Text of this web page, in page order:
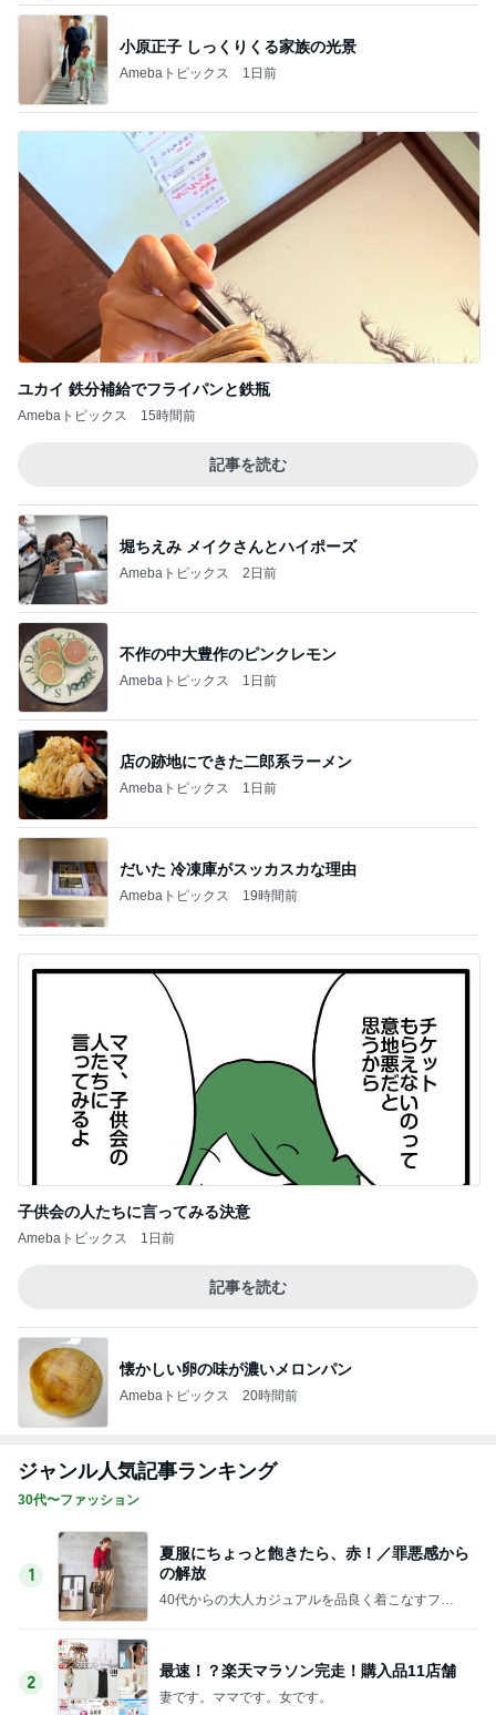
小原正子 しっくりくる家族の光景
Amebaトピックス 1日前
ユカイ 鉄分補給でフライパンと鉄瓶
Amebaトピックス 15時間前
記事を読む
堀ちえみ メイクさんとハイポーズ
Amebaトピックス 2日前
不作の中大豊作のピンクレモン
Amebaトピックス 1日前
店の跡地にできた二郎系ラーメン
Amebaトピックス 1日前
だいた 冷凍庫がスッカスカな理由
Amebaトピックス 19時間前
子供会の人たちに言ってみる決意
Amebaトピックス 1日前
記事を読む
懐かしい卵の味が濃いメロンパン
Amebaトピックス 20時間前
ジャンル人気記事ランキング
30代〜ファッション
1
夏服にちょっと飽きたら、赤！／罪悪感から
の解放
40代からの大人カジュアルを品良く着こなすファ
2
最速！？楽天マラソン完走！購入品11店舗
妻です。ママです。女です。